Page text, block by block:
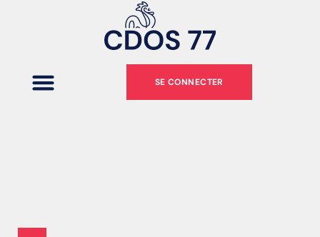
SE CONNECTER